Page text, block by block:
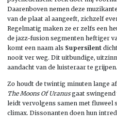
Daarenboven nemen deze
van de plaat al aangeeft, zichzelf
Regelmatig maken ze er zelfs een
de jazz-fusion segmenten heftiger
komt een naam als Supersilent
nooit ver weg. Dit uitbundige,
aandacht van de luisteraar te grijpen.
Zo houdt de twintig minuten lange
The Moons Of Uranusgaat swingend
leidt vervolgens samen met fluweel
climax. Dissonanten doen hun